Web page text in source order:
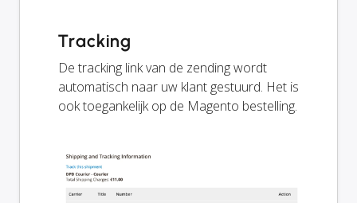
Tracking
De tracking link van de zending wordt
automatisch naar uw klant gestuurd. Het is
ook toegankelijk op de Magento bestelling.